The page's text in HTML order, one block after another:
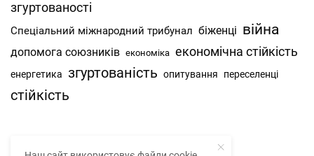
згуртованості
Спеціальний міжнародний трибунал біженці війна
допомога союзників економіка економічна стійкість
енергетика згуртованість опитування переселенці
стійкість